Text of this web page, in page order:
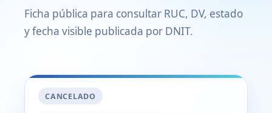
Ficha pública para consultar RUC, DV, estado
y fecha visible publicada por DNIT.
CANCELADO